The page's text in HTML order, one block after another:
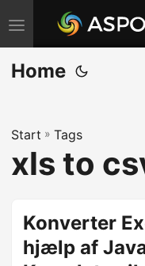
S
k
i
n
a
Home
Start » Tags
xls to
Konverter
hjælp af